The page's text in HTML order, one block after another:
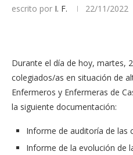
escrito por I. F. 22/11/2022
Durante el día de hoy, martes,
colegiados/as en situación de
Enfermeros y Enfermeras de
la siguiente documentación:
Informe de auditoría de las
Informe de la evolución de